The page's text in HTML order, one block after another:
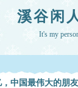
溪谷闲
It's my
中国最伟大的朋友